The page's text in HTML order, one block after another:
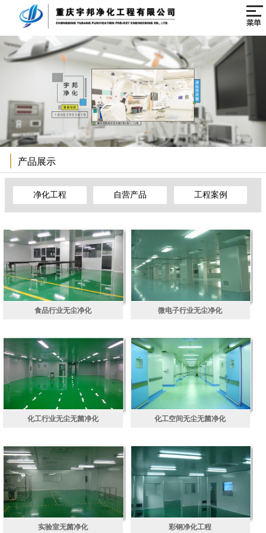
网站首页
关于我们
产品展示
净化工程
工程案例
联系我们
产品展示
净化工程 自营产品 工程案例
食品行业无尘净化 微电子行业无尘净化
化工行业无尘无菌净化 化工空间无尘无菌净化
实验室无菌净化 彩钢净化工程